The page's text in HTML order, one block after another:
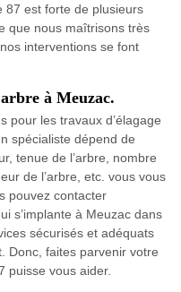
87 est forte de plusieurs
que nous maîtrisons très
interventions se font
à Meuzac.
pour les travaux d’élagage
spécialiste dépend de
tenue de l’arbre, nombre
de l’arbre, etc. vous vous
pouvez contacter
s’implante à Meuzac dans
sécurisés et adéquats
Donc, faites parvenir votre
puisse vous aider.